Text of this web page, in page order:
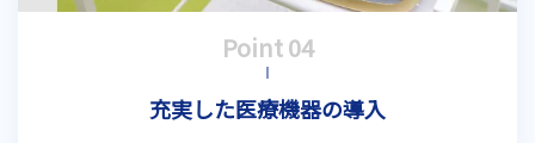
充実した医療機器の導入